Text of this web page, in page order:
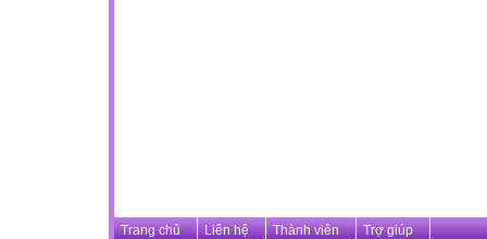
Trang chủ Liên hệ Thành viên Trợ giúp